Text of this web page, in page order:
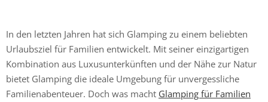
In den letzten Jahren hat sich Glamping zu einem beliebten
Urlaubsziel für Familien entwickelt. Mit seiner einzigartigen
Kombination aus Luxusunterkünften und der Nähe zur Natur
bietet Glamping die ideale Umgebung für unvergessliche
Familienabenteuer. Doch was macht Glamping für Familien